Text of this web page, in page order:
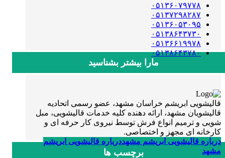
۰۵۱۳۶۰۷۹۷۷۸
۰۵۱۳۷۲۹۸۲۸۷
۰۵۱۳۶۰۵۳۰۹۵
۰۵۱۳۸۶۴۳۷۳۰
۰۵۱۳۶۶۱۹۹۷۸
۰۵۱۳۸۶۴۳۷۸۰
مارا بیشتر بشناسید
قالیشویی ابریشم خراسان مشهد، عضو رسمی اتحادیه
قالیشویان مشهد، ارائه دهنده کلیه خدمات قالیشویی، مبل
شویی و ترمیم انواع فرش توسط نیروی کار حرفه ای و
کارخانه ای مجهز و اختصاصی.
درباره قالیشویی ابریشم مشهددرباره قالیشویی ابریشم
مشهد
برچسب ها